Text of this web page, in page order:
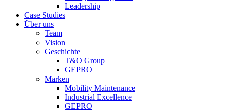
Leadership
Case Studies
Über uns
Team
Vision
Geschichte
T&O Group
GEPRO
Marken
Mobility Maintenance
Industrial Excellence
GEPRO